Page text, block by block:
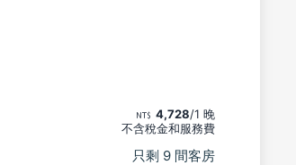
4,728/1 晚
不含稅金和服務費
只剩 9 間客房